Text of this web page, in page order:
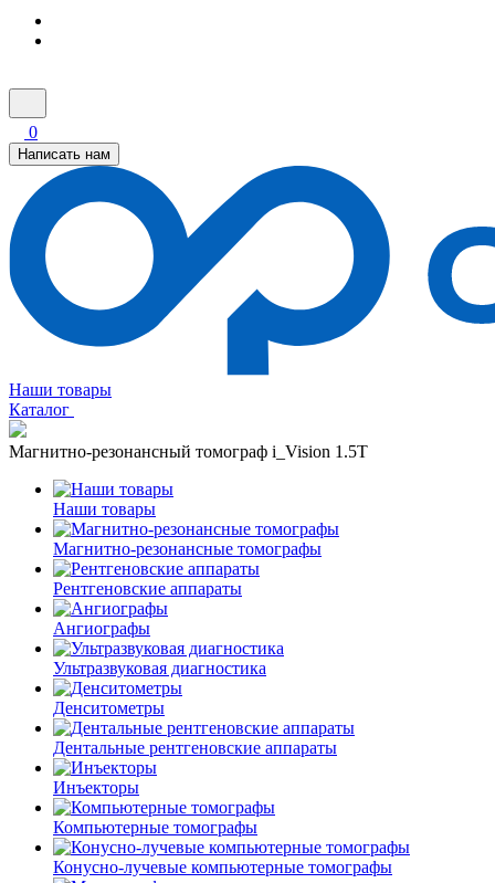
0
Написать нам
Наши товары
Каталог
Магнитно-резонансный томограф i_Vision 1.5T
Наши товары
Магнитно-резонансные томографы
Рентгеновские аппараты
Ангиографы
Ультразвуковая диагностика
Денситометры
Дентальные рентгеновские аппараты
Инъекторы
Компьютерные томографы
Конусно-лучевые компьютерные томографы